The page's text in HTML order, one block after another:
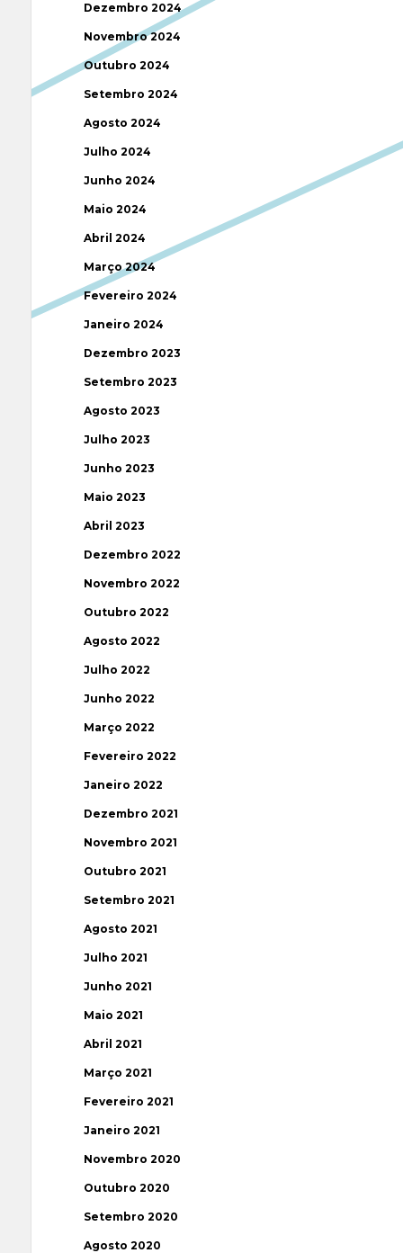
Dezembro 2024
Novembro 2024
Outubro 2024
Setembro 2024
Agosto 2024
Julho 2024
Junho 2024
Maio 2024
Abril 2024
Março 2024
Fevereiro 2024
Janeiro 2024
Dezembro 2023
Setembro 2023
Agosto 2023
Julho 2023
Junho 2023
Maio 2023
Abril 2023
Dezembro 2022
Novembro 2022
Outubro 2022
Agosto 2022
Julho 2022
Junho 2022
Março 2022
Fevereiro 2022
Janeiro 2022
Dezembro 2021
Novembro 2021
Outubro 2021
Setembro 2021
Agosto 2021
Julho 2021
Junho 2021
Maio 2021
Abril 2021
Março 2021
Fevereiro 2021
Janeiro 2021
Novembro 2020
Outubro 2020
Setembro 2020
Agosto 2020